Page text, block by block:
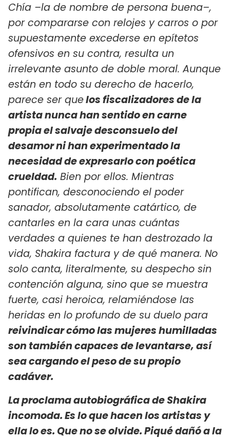
Chía –la de nombre de persona buena–,
por compararse con relojes y carros o por
supuestamente excederse en epítetos
ofensivos en su contra, resulta un
irrelevante asunto de doble moral. Aunque
están en todo su derecho de hacerlo,
parece ser quelos fiscalizadores de la
artista nunca han sentido en carne
propia el salvaje desconsuelo del
desamor ni han experimentado la
necesidad de expresarlo con poética
crueldad. Bien por ellos. Mientras
pontifican, desconociendo el poder
sanador, absolutamente catártico, de
cantarles en la cara unas cuántas
verdades a quienes te han destrozado la
vida, Shakira factura y de qué manera. No
solo canta, literalmente, su despecho sin
contención alguna, sino que se muestra
fuerte, casi heroica, relamiéndose las
heridas en lo profundo de su duelo para
reivindicar cómo las mujeres humilladas
son también capaces de levantarse, así
sea cargando el peso de su propio
cadáver.
La proclama autobiográfica de Shakira
incomoda. Es lo que hacen los artistas y
ella lo es. Que no se olvide. Piqué dañó a la